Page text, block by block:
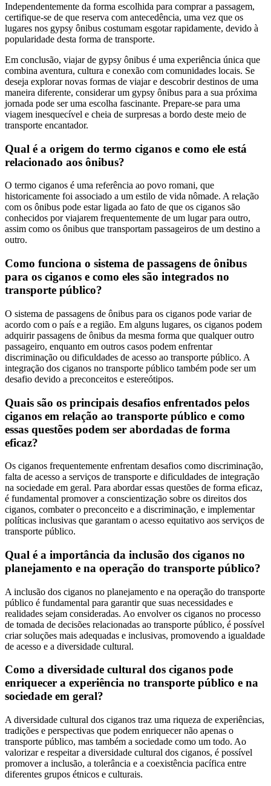
Independentemente da forma escolhida para comprar a passagem,
certifique-se de que reserva com antecedência, uma vez que os
lugares nos gypsy ônibus costumam esgotar rapidamente, devido à
popularidade desta forma de transporte.
Em conclusão, viajar de gypsy ônibus é uma experiência única que
combina aventura, cultura e conexão com comunidades locais. Se
deseja explorar novas formas de viajar e descobrir destinos de uma
maneira diferente, considerar um gypsy ônibus para a sua próxima
jornada pode ser uma escolha fascinante. Prepare-se para uma
viagem inesquecível e cheia de surpresas a bordo deste meio de
transporte encantador.
Qual é a origem do termo ciganos e como ele está
relacionado aos ônibus?
O termo ciganos é uma referência ao povo romani, que
historicamente foi associado a um estilo de vida nômade. A relação
com os ônibus pode estar ligada ao fato de que os ciganos são
conhecidos por viajarem frequentemente de um lugar para outro,
assim como os ônibus que transportam passageiros de um destino a
outro.
Como funciona o sistema de passagens de ônibus
para os ciganos e como eles são integrados no
transporte público?
O sistema de passagens de ônibus para os ciganos pode variar de
acordo com o país e a região. Em alguns lugares, os ciganos podem
adquirir passagens de ônibus da mesma forma que qualquer outro
passageiro, enquanto em outros casos podem enfrentar
discriminação ou dificuldades de acesso ao transporte público. A
integração dos ciganos no transporte público também pode ser um
desafio devido a preconceitos e estereótipos.
Quais são os principais desafios enfrentados pelos
ciganos em relação ao transporte público e como
essas questões podem ser abordadas de forma
eficaz?
Os ciganos frequentemente enfrentam desafios como discriminação,
falta de acesso a serviços de transporte e dificuldades de integração
na sociedade em geral. Para abordar essas questões de forma eficaz,
é fundamental promover a conscientização sobre os direitos dos
ciganos, combater o preconceito e a discriminação, e implementar
políticas inclusivas que garantam o acesso equitativo aos serviços de
transporte público.
Qual é a importância da inclusão dos ciganos no
planejamento e na operação do transporte público?
A inclusão dos ciganos no planejamento e na operação do transporte
público é fundamental para garantir que suas necessidades e
realidades sejam consideradas. Ao envolver os ciganos no processo
de tomada de decisões relacionadas ao transporte público, é possível
criar soluções mais adequadas e inclusivas, promovendo a igualdade
de acesso e a diversidade cultural.
Como a diversidade cultural dos ciganos pode
enriquecer a experiência no transporte público e na
sociedade em geral?
A diversidade cultural dos ciganos traz uma riqueza de experiências,
tradições e perspectivas que podem enriquecer não apenas o
transporte público, mas também a sociedade como um todo. Ao
valorizar e respeitar a diversidade cultural dos ciganos, é possível
promover a inclusão, a tolerância e a coexistência pacífica entre
diferentes grupos étnicos e culturais.